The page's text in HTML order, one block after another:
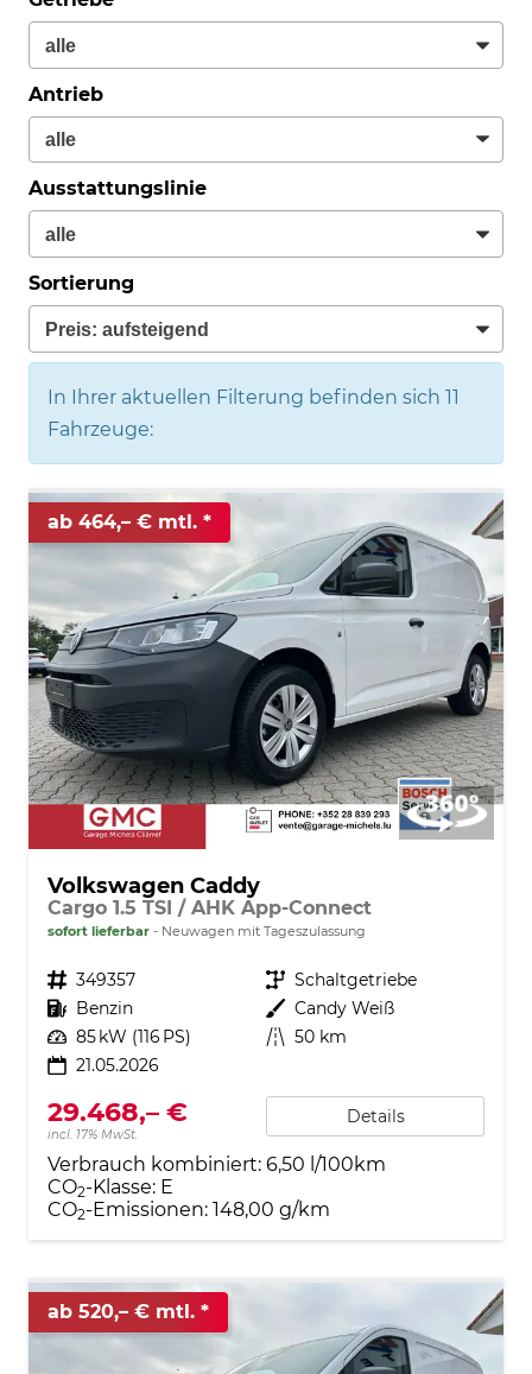
Antrieb
Ausstattungslinie
Sortierung
In Ihrer aktuellen Filterung befinden sich 11
Fahrzeuge:
ab 464,– € mtl.
Volkswagen Caddy
Cargo 1.5 TSI / AHK App-Connect
sofort lieferbar Neuwagen mit Tageszulassung
Fahrzeugnr. 349357 Getriebe Schaltgetriebe
Kraftstoff Benzin Außenfarbe Candy Weiß
Leistung 85 kW (116 PS) Kilometerstand 50 km
21.05.2026
29.468,– €
incl. 17% MwSt.
Details
Verbrauch kombiniert: 6,50 l/100km
CO2-Klasse: E
CO2-Emissionen: 148,00 g/km
ab 520,– € mtl.